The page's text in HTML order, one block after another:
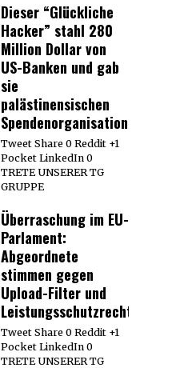
Dieser “Glückliche
Hacker” stahl 280
Million Dollar von
US-Banken und gab
sie
palästinensischen
Spendenorganisationen
Tweet Share 0 Reddit +1
Pocket LinkedIn 0
TRETE UNSERER TG
GRUPPE
Überraschung im EU-
Parlament:
Abgeordnete
stimmen gegen
Upload-Filter und
Leistungsschutzrecht
Tweet Share 0 Reddit +1
Pocket LinkedIn 0
TRETE UNSERER TG